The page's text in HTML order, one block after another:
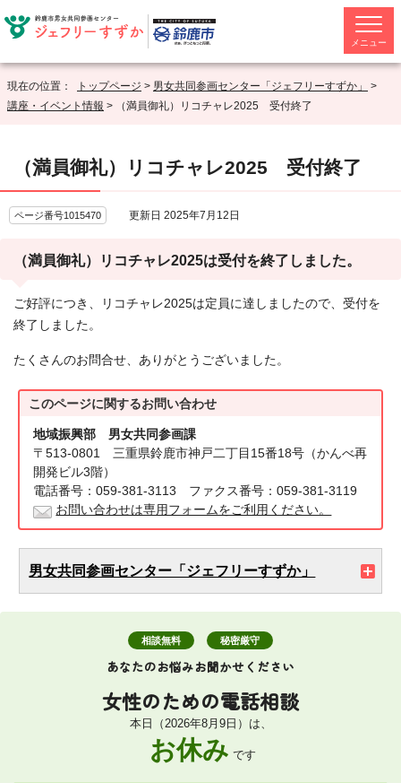
メニュー
現在の位置： トップページ > 男女共同参画センター「ジェフリーすずか」
>
講座・イベント情報 > （満員御礼）リコチャレ2025 受付終了
（満員御礼）リコチャレ2025 受付終了
ページ番号1015470 更新日 2025年7月12日
（満員御礼）リコチャレ2025は受付を終了しました。
ご好評につき、リコチャレ2025は定員に達しましたので、受付を
終了しました。
たくさんのお問合せ、ありがとうございました。
このページに関するお問い合わせ
地域振興部 男女共同参画課
〒513-0801 三重県鈴鹿市神戸二丁目15番18号（かんべ再
開発ビル3階）
電話番号：059-381-3113 ファクス番号：059-381-3119
お問い合わせは専用フォームをご利用ください。
男女共同参画センター「ジェフリーすずか」
女性のための電話相談
相談無料 秘密厳守
あなたのお悩みお聞かせください
本日（2026年8月9日）は、
お休み です